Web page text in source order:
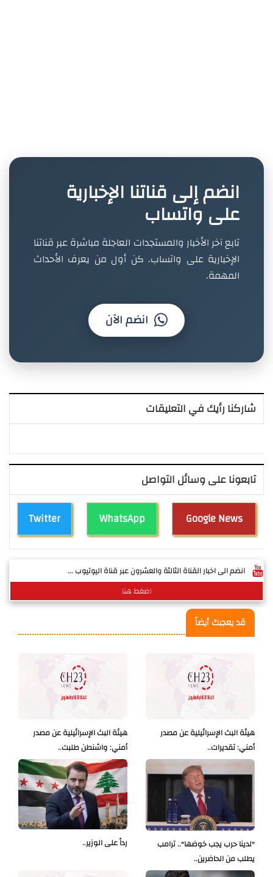
انضم إلى قناتنا الإخبارية
على واتساب
تابع آخر الأخبار والمستجدات العاجلة مباشرة عبر قناتنا
الإخبارية على واتساب. كن أول من يعرف الأحداث
المهمة.
انضم الآن
شاركنا رأيك في التعليقات
تابعونا على وسائل التواصل
Twitter WhatsApp Google News
انضم الى اخبار القناة الثالثة والعشرون عبر قناة اليوتيوب ...
اضغط هنا
قد يعجبك أيضاً
هيئة البث الإسرائيلية عن مصدر
أمني: واشنطن طلبت..
هيئة البث الإسرائيلية عن مصدر
أمني: تقديرات..
رداً على الوزير..
"لدينا حرب يجب خوضها".. ترامب
يطلب من الحاضرين..